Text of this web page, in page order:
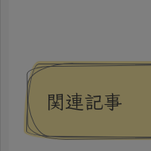
関連記事